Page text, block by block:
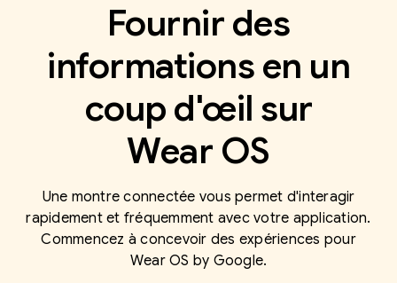
Fournir des
informations en un
coup d'œil sur
Wear OS
Une montre connectée vous permet d'interagir
rapidement et fréquemment avec votre application.
Commencez à concevoir des expériences pour
Wear OS by Google.